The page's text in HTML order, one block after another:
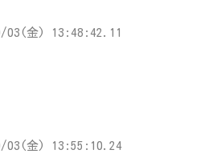
03(金) 13:48:42.11
03(金) 13:55:10.24